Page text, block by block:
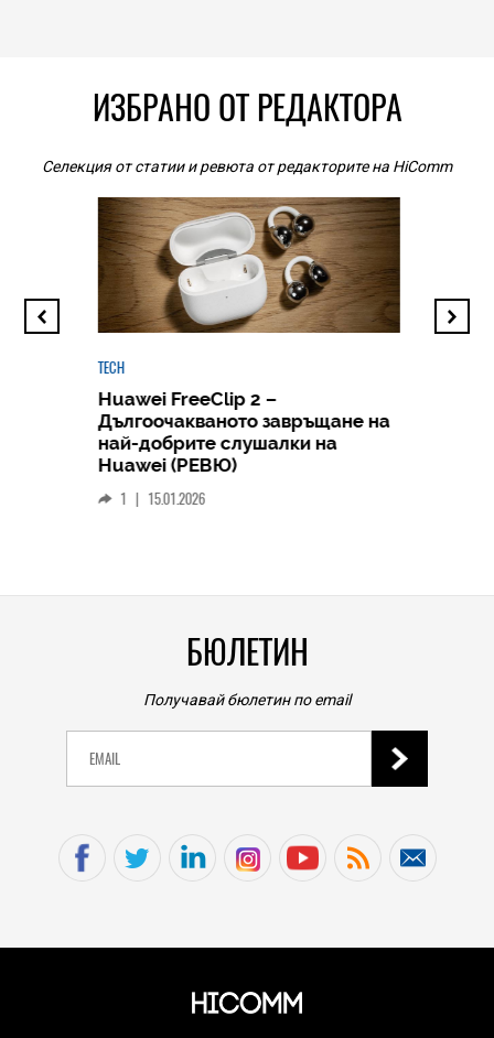
ИЗБРАНО ОТ РЕДАКТОРА
Селекция от статии и ревюта от редакторите на HiComm
TECH
Huawei FreeClip 2 –
Дългоочакваното завръщане на
най-добрите слушалки на
Huawei (РЕВЮ)
1 | 15.01.2026
БЮЛЕТИН
Получавай бюлетин по email